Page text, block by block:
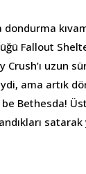
Fallout
uzun
ama artık
Bethesda!
satarak